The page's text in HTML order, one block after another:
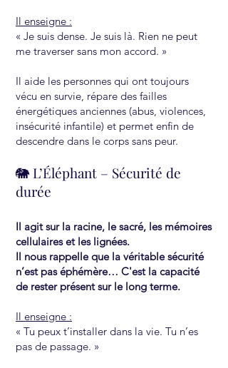
Il enseigne :
« Je suis dense. Je suis là. Rien ne peut
me traverser sans mon accord. »
Il aide les personnes qui ont toujours
vécu en survie, répare des failles
énergétiques anciennes (abus, violences,
insécurité infantile) et permet enfin de
descendre dans le corps sans peur.
🐘 L’Éléphant – Sécurité de
durée
Il agit sur la racine, le sacré, les mémoires
cellulaires et les lignées.
Il nous rappelle que la véritable sécurité
n’est pas éphémère… C'est la capacité
de rester présent sur le long terme.
Il enseigne :
« Tu peux t’installer dans la vie. Tu n’es
pas de passage. »